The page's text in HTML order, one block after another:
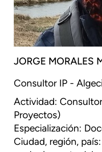
JORGE MORALES
Consultor IP -
Actividad:
Proyectos)
Especialización:
Ciudad, región,